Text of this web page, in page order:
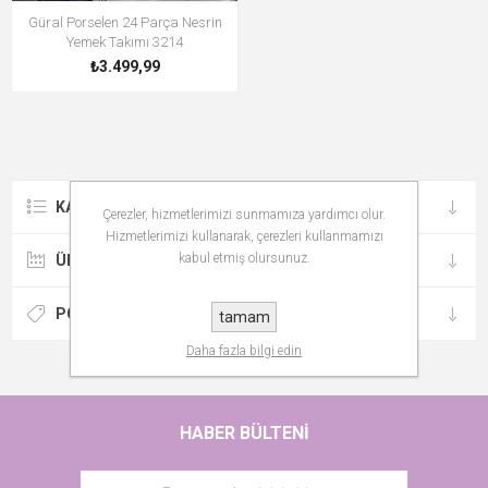
Güral Porselen 24 Parça Nesrin
Yemek Takımı 3214
₺3.499,99
KATEGORILER
ÜRETICILER
POPÜLER ETIKETLER
HABER BÜLTENI
Çerezler, hizmetlerimizi sunmamıza yardımcı olur.
Hizmetlerimizi kullanarak, çerezleri kullanmamızı
kabul etmiş olursunuz.
tamam
Daha fazla bilgi edin